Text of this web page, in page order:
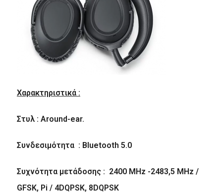
Χαρακτηριστικά :
Στυλ : Around-ear.
Συνδεσιμότητα : Bluetooth 5.0
Συχνότητα μετάδοσης : 2400 MHz -2483,5 MHz /
GFSK, Pi / 4DQPSK, 8DQPSK